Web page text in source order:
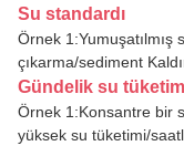
Su standardı
Örnek
çıkarma/sediment
Gündelik su
Örnek 1:Konsantre bir
yüksek su tüketimi/